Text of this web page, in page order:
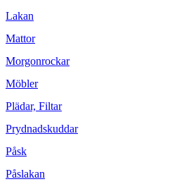
Lakan
Mattor
Morgonrockar
Möbler
Plädar, Filtar
Prydnadskuddar
Påsk
Påslakan